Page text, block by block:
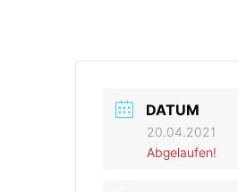
DATUM
20.04.2021
Abgelaufen!